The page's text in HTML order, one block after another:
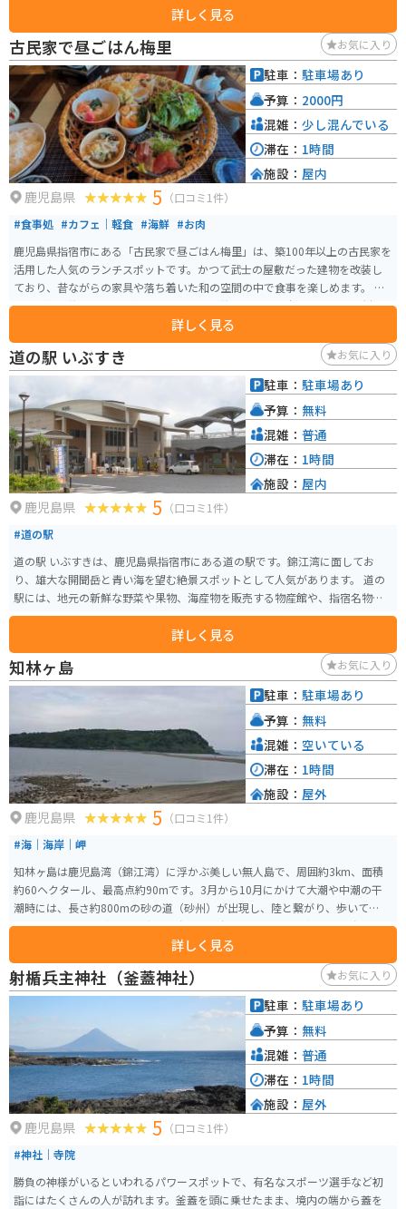
特産品なので、お土産に最適です。 また、バイクツーリングの拠点としても
人気があり、広々とした駐車場や休憩施設が整備されています。雄大な景色
を眺めながら、ツーリングの疲れを癒やしてみてはいかがでしょうか。
詳しく見る
古民家で昼ごはん梅里 お気に入り
鹿児島県 5 （口コミ1件）
#食事処 #カフェ｜軽食 #海鮮 #お肉
鹿児島県指宿市にある「古民家で昼ごはん梅里」は、築100年以上の古民家を
活用した人気のランチスポットです。かつて武士の屋敷だった建物を改装し
ており、昔ながらの家具や落ち着いた和の空間の中で食事を楽しめます。 名
物は土鍋で炊き上げるご飯で、ツヤのある炊きたての白米と、季節の食材を
使った小鉢料理が並ぶ御膳が評判です。目の前には錦江湾を望む景色が広が
り、ゆったりとした時間を過ごせるのも魅力。予約はできず来店順での案内
のため、観光シーズンは早めの訪問がおすすめです。 駐車場もあるため、指
宿周辺をツーリングするライダーのランチ休憩にも立ち寄りやすい場所です
が、こんなところにあるの！？という場所にあります。スマホでのマップ確
認は必須だと思います。 お店までの道は海沿いの景色のいい道路を走るので
ツーリング等にはもってこいです。駐車場までの道は少し狭いですが、駐車
場自体は広いです。周辺には砂むし温泉や開聞岳などの観光地もあり、ドラ
イブやツーリングの途中に訪れるのにも適しています。
詳しく見る
駐車： 駐車場あり
予算： 2000円
混雑： 少し混んでいる
滞在： 1時間
施設： 屋内
道の駅 いぶすき お気に入り
鹿児島県 5 （口コミ1件）
#道の駅
道の駅 いぶすきは、鹿児島県指宿市にある道の駅です。錦江湾に面してお
り、雄大な開聞岳と青い海を望む絶景スポットとして人気があります。 道の
駅には、地元の新鮮な野菜や果物、海産物を販売する物産館や、指宿名物の
黒豚料理やかつおラーメンなどを味わえるレストランがあります。また、足
湯や温泉施設もあり、旅の疲れを癒やすことができます。 バイクで訪れる場
合、道の駅には広々とした駐車場が完備されているので安心です。周辺に
は、薩摩藩の歴史を感じられる知覧武家屋敷群や、開聞岳登山道など、観光
スポットも充実しています。指宿産の鰹を使ったかつお節や、温暖な気候で
育ったマンゴーやソラマメなどもおすすめです。
詳しく見る
駐車： 駐車場あり
予算： 無料
混雑： 普通
滞在： 1時間
施設： 屋内
知林ヶ島 お気に入り
鹿児島県 5 （口コミ1件）
#海｜海岸｜岬
知林ヶ島は鹿児島湾（錦江湾）に浮かぶ美しい無人島で、周囲約3km、面積
約60ヘクタール、最高点約90mです。3月から10月にかけて大潮や中潮の干
潮時には、長さ約800mの砂の道（砂州）が出現し、陸と繋がり、歩いて渡る
ことができます。砂の道が出現し島と陸が繋がることから、縁結びの島とも
望台が整備されていて島内を散策できます。「かおり風景100選」にも選ばれ
ています。無霜地帯であった昔は、ジャガイモやサツマイモ、ナタネなどが
豊富に収穫され、「宝の島」とも称されていました。さらに、平成20年のNH
K大河ドラマ『篤姫』のロケ地ともなりました。 知林ヶ島の対岸には魚見岳が
あり、その頂上付近の展望台からは知林ヶ島をはじめ、錦江湾や指宿市街地
を眺めることができます。また、桜の名所としても知られており、桜の季節
には約1,000本のソメイヨシノを楽しむことができます。特に、砂の道が出現
していない時には、魚見岳からの眺望がおすすめです。
詳しく見る
駐車： 駐車場あり
予算： 無料
混雑： 空いている
滞在： 1時間
施設： 屋外
射楯兵主神社（釜蓋神社） お気に入り
鹿児島県 5 （口コミ1件）
#神社｜寺院
勝負の神様がいるといわれるパワースポットで、有名なスポーツ選手など初
詣にはたくさんの人が訪れます。釜蓋を頭に乗せたまま、境内の端から蓋を
駐車： 駐車場あり
予算： 無料
混雑： 普通
滞在： 1時間
施設： 屋外